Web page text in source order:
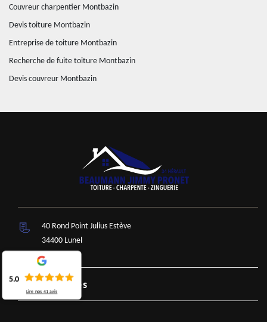
Couvreur charpentier Montbazin
Devis toiture Montbazin
Entreprise de toiture Montbazin
Recherche de fuite toiture Montbazin
Devis couvreur Montbazin
40 Rond Point Julius Estève
34400 Lunel
Nos Services
5.0
Lire nos 41 avis